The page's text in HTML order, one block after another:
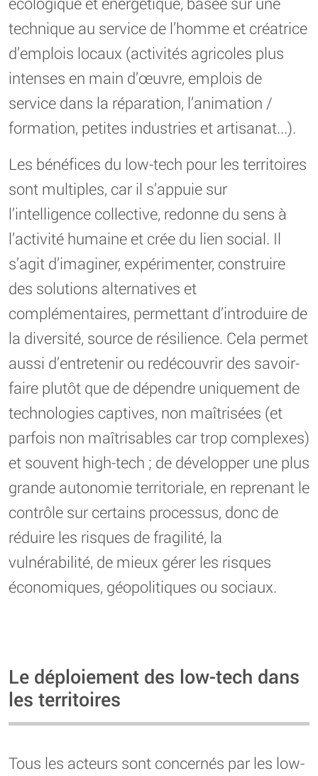
technique au service de l’homme et créatrice
d’emplois locaux (activités agricoles plus
intenses en main d’œuvre, emplois de
service dans la réparation, l’animation /
formation, petites industries et artisanat...).
Les bénéfices du low-tech pour les territoires
sont multiples, car il s’appuie sur
l’intelligence collective, redonne du sens à
l’activité humaine et crée du lien social. Il
s’agit d’imaginer, expérimenter, construire
des solutions alternatives et
complémentaires, permettant d’introduire de
la diversité, source de résilience. Cela permet
aussi d’entretenir ou redécouvrir des savoir-
faire plutôt que de dépendre uniquement de
technologies captives, non maîtrisées (et
parfois non maîtrisables car trop complexes)
et souvent high-tech ; de développer une plus
grande autonomie territoriale, en reprenant le
contrôle sur certains processus, donc de
réduire les risques de fragilité, la
vulnérabilité, de mieux gérer les risques
économiques, géopolitiques ou sociaux.
Le déploiement des low-tech dans
les territoires
Tous les acteurs sont concernés par les low-